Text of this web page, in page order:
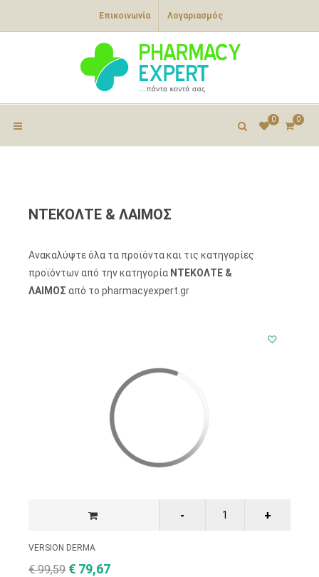
Επικοινωνία Λογαριασμός
0
0
ΝΤΕΚΟΛΤΕ & ΛΑΙΜΟΣ
Ανακαλύψτε όλα τα προϊόντα και τις κατηγορίες
προϊόντων από την κατηγορία ΝΤΕΚΟΛΤΕ &
ΛΑΙΜΟΣ από το pharmacyexpert.gr
VERSION DERMA
€ 99,59 € 79,67